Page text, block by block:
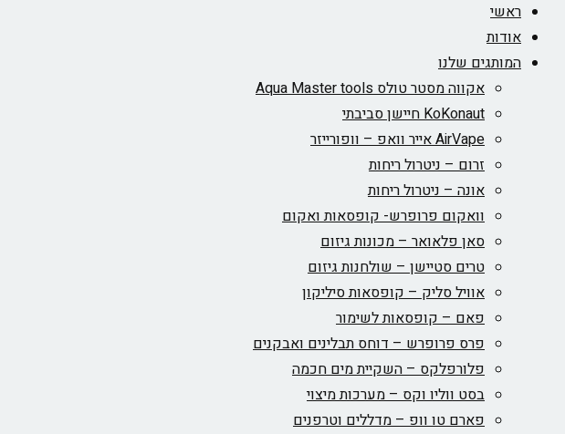
ראשי
אודות
המותגים שלנו
אקווה מסטר טולס Aqua Master tools
KoKonaut חיישן סביבתי
AirVape אייר וואפ – וופורייזר
זרום – ניטרול ריחות
אונה – ניטרול ריחות
וואקום פרופרש- קופסאות ואקום
סאן פלאואר – מכונות גיזום
טרים סטיישן – שולחנות גיזום
אוויל סליק – קופסאות סיליקון
פאם – קופסאות לשימור
פרס פרופרש – דוחס תבלינים ואבקנים
פלורפלקס – השקיית מים חכמה
בסט ווליו וקס – מערכות מיצוי
פארם טו וופ – מדללים וטרפנים